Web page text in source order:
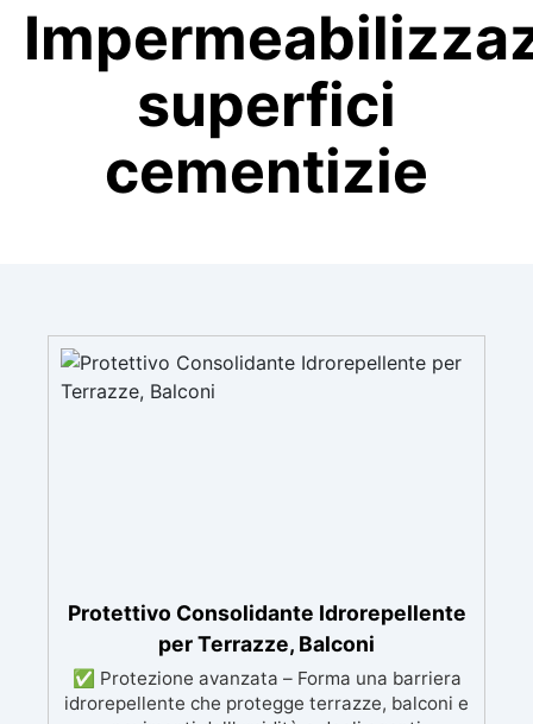
superfici
cementizie
Protettivo Consolidante Idrorepellente
per Terrazze, Balconi
✅ Protezione avanzata – Forma una barriera
idrorepellente che protegge terrazze, balconi e